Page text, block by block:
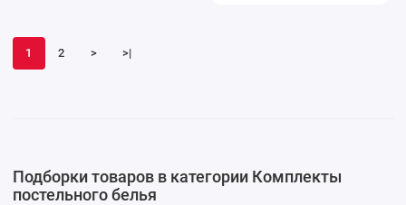
1 2 > >|
Подборки товаров в категории Комплекты
постельного белья